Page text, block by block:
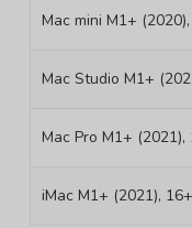
Mac mini M1+
Mac Studio M1+
Mac Pro M1+
iMac M1+ (2021),